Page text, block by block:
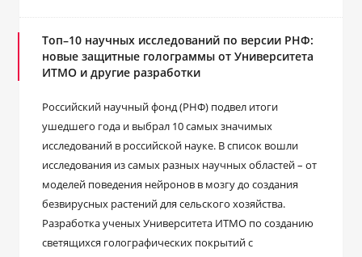
Топ–10 научных исследований по версии РНФ:
новые защитные голограммы от Университета
ИТМО и другие разработки
Российский научный фонд (РНФ) подвел итоги
ушедшего года и выбрал 10 самых значимых
исследований в российской науке. В список вошли
исследования из самых разных научных областей – от
моделей поведения нейронов в мозгу до создания
безвирусных растений для сельского хозяйства.
Разработка ученых Университета ИТМО по созданию
светящихся голографических покрытий с